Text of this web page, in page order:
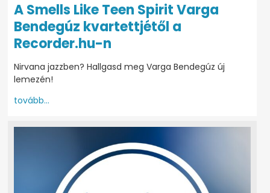
A Smells Like Teen Spirit Varga
Bendegúz kvartettjétől a
Recorder.hu-n
Nirvana jazzben? Hallgasd meg Varga Bendegúz új
lemezén!
tovább...